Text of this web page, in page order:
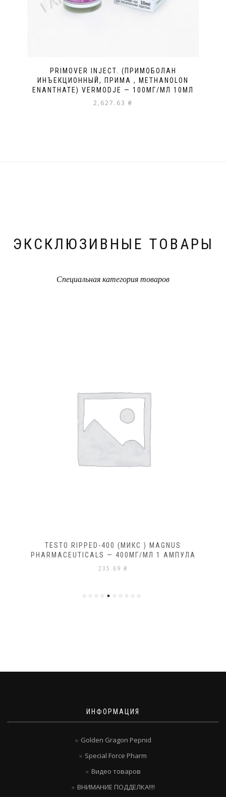
PRIMOVER INJECT. (ПРИМОБОЛАН
ИНЪЕКЦИОННЫЙ, ПРИМА , METHANOLON
ENANTHATE) VERMODJE — 100МГ/МЛ 10МЛ
2,627.63 ₴
ЭКСКЛЮЗИВНЫЕ ТОВАРЫ
Специальная категория товаров
TESTO RIPPED-400 (МИКС ) MAGNUS
PHARMACEUTICALS — 400МГ/МЛ 1 АМПУЛА
235.69 ₴
ИНФОРМАЦИЯ
Golden Gragon Pepnid
Special Force Pharm
Видео товаров
ВНИМАНИЕ ПОДДЕЛКА!!!!